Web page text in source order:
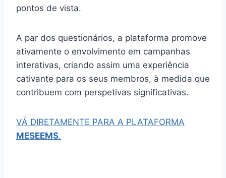
pontos de vista.
A par dos questionários, a plataforma promove
ativamente o envolvimento em campanhas
interativas, criando assim uma experiência
cativante para os seus membros, à medida que
contribuem com perspetivas significativas.
VÁ DIRETAMENTE PARA A PLATAFORMA
MESEEMS.